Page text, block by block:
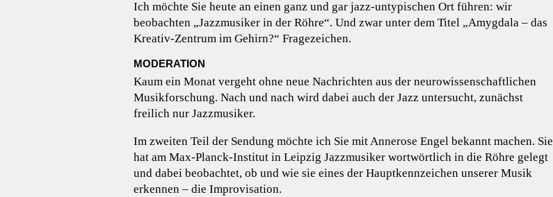
Ich möchte Sie heute an einen ganz und gar jazz-untypischen Ort führen: wir
beobachten „Jazzmusiker in der Röhre“. Und zwar unter dem Titel „Amygdala – das
Kreativ-Zentrum im Gehirn?“ Fragezeichen.
MODERATION
Kaum ein Monat vergeht ohne neue Nachrichten aus der neurowissenschaftlichen
Musikforschung. Nach und nach wird dabei auch der Jazz untersucht, zunächst
freilich nur Jazzmusiker.
Im zweiten Teil der Sendung möchte ich Sie mit Annerose Engel bekannt machen. Sie
hat am Max-Planck-Institut in Leipzig Jazzmusiker wortwörtlich in die Röhre gelegt
und dabei beobachtet, ob und wie sie eines der Hauptkennzeichen unserer Musik
erkennen – die Improvisation.